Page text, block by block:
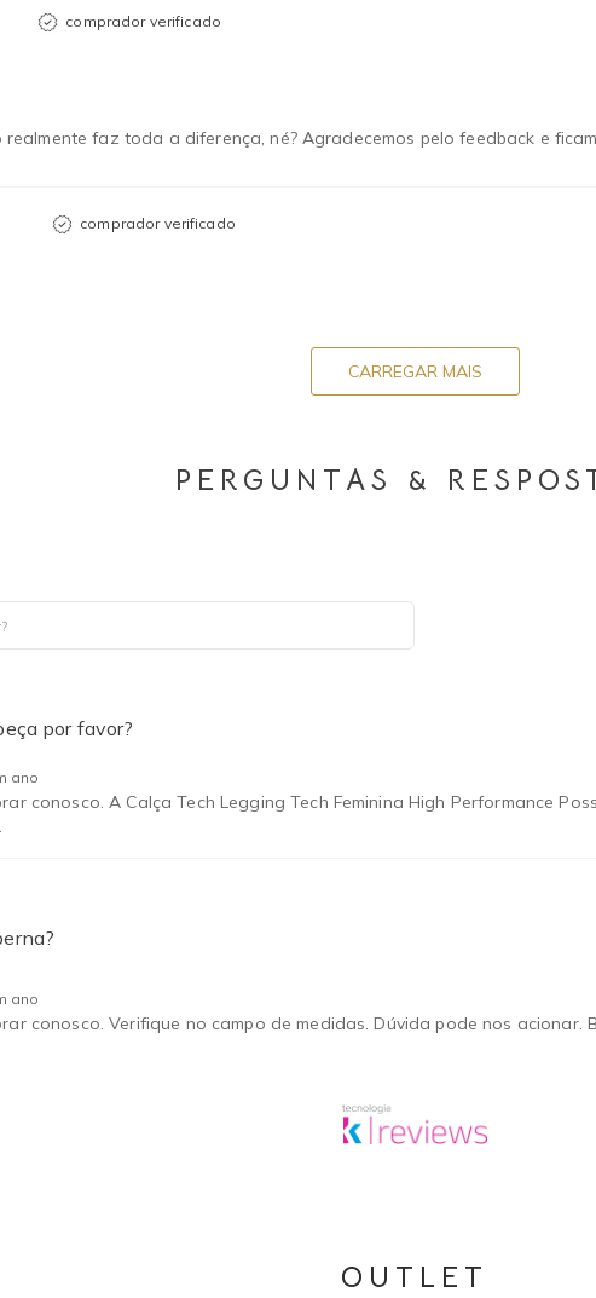
comprador verificado
faz toda a diferença, né? Agradecemos pelo feedback e
comprador verificado
CARREGAR MAIS
PERGUNTAS &
por favor?
ano
conosco. A Calça Tech Legging Tech Feminina High Performance
ano
conosco. Verifique no campo de medidas. Dúvida pode nos acionar.
OUTLET